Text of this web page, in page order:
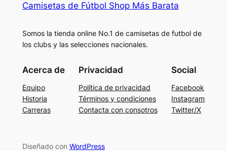
Camisetas de Fútbol Shop Más Barata
Somos la tienda online No.1 de camisetas de futbol de
los clubs y las selecciones nacionales.
Acerca de
Equipo
Historia
Carreras
Privacidad
Política de privacidad
Términos y condiciones
Contacta con consotros
Social
Facebook
Instagram
Twitter/X
Diseñado con WordPress